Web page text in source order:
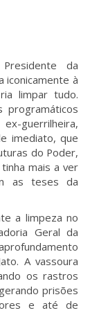
da
iconicamente à
limpar tudo.
programáticos
guerrilheira,
imediato, que
do Poder,
mais a ver
as teses da
a limpeza no
Geral da
A vassoura
os rastros
prisões
e até de